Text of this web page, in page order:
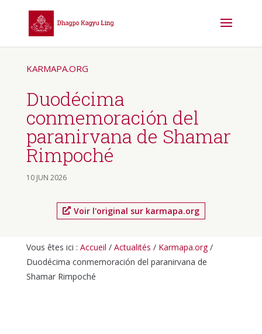
KARMAPA.ORG
Duodécima
conmemoración del
paranirvana de Shamar
Rimpoché
10 JUN 2026
Voir l'original sur karmapa.org
Vous êtes ici : Accueil / Actualités / Karmapa.org/
Duodécima conmemoración del paranirvana de
Shamar Rimpoché